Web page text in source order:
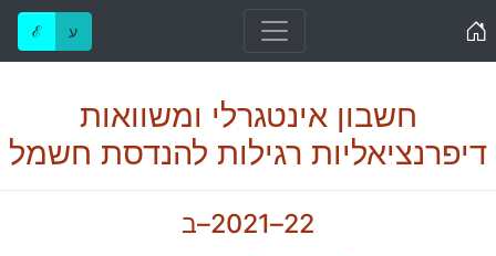
ℰ ע
חשבון אינטגרלי ומשוואות
דיפרנציאליות רגילות להנדסת חשמל
22–2021–ב